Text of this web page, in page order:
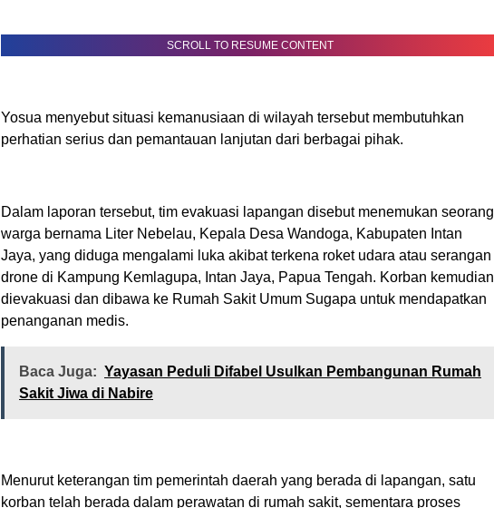
SCROLL TO RESUME CONTENT
Yosua menyebut situasi kemanusiaan di wilayah tersebut membutuhkan
perhatian serius dan pemantauan lanjutan dari berbagai pihak.
Dalam laporan tersebut, tim evakuasi lapangan disebut menemukan seorang
warga bernama Liter Nebelau, Kepala Desa Wandoga, Kabupaten Intan
Jaya, yang diduga mengalami luka akibat terkena roket udara atau serangan
drone di Kampung Kemlagupa, Intan Jaya, Papua Tengah. Korban kemudian
dievakuasi dan dibawa ke Rumah Sakit Umum Sugapa untuk mendapatkan
penanganan medis.
Baca Juga: Yayasan Peduli Difabel Usulkan Pembangunan Rumah
Sakit Jiwa di Nabire
Menurut keterangan tim pemerintah daerah yang berada di lapangan, satu
korban telah berada dalam perawatan di rumah sakit, sementara proses